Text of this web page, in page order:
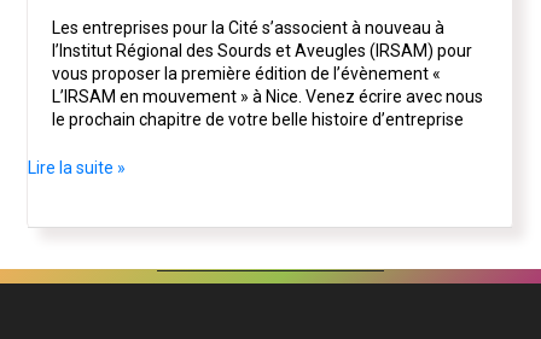
Les entreprises pour la Cité s’associent à nouveau à
l’Institut Régional des Sourds et Aveugles (IRSAM) pour
vous proposer la première édition de l’évènement «
L’IRSAM en mouvement » à Nice. Venez écrire avec nous
le prochain chapitre de votre belle histoire d’entreprise
édition
l’IRSAM
mouvement
Nice
Nice
Lire la suite »